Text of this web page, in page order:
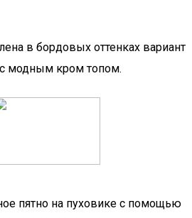
в бордовых оттенках вариант
модным кром топом.
пятно на пуховике с помощью